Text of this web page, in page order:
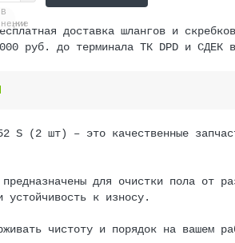
В
В
доставка шлангов и
руб. до терминала ТК DPD и СДЕК
S (2 шт) – это качественные
для очистки пола от
устойчивость к износу.
чистоту и порядок на вашем